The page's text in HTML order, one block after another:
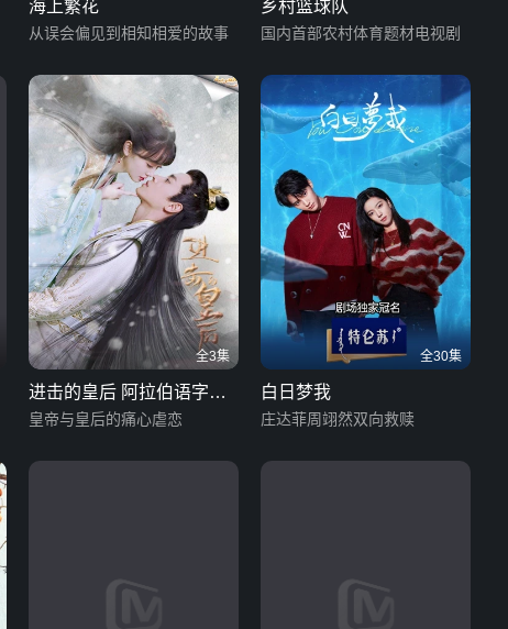
海上繁花
从误会偏见到相知相爱的故事
乡村篮球队
国内首部农村体育题材电视剧
全3集
进击的皇后 阿拉伯语字幕
版
皇帝与皇后的痛心虐恋
全30集
白日梦我
庄达菲周翊然双向救赎